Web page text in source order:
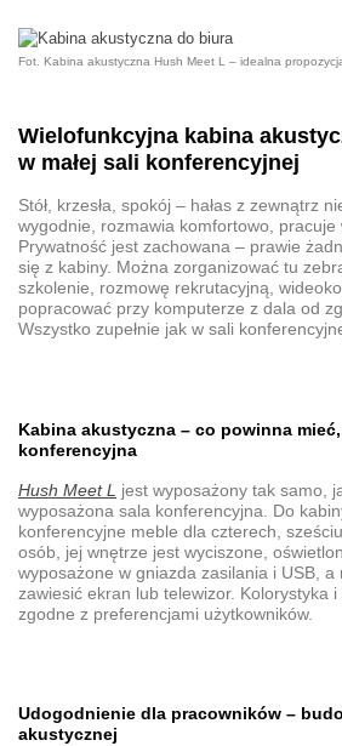
Fot. Kabina akustyczna Hush Meet L – idealna
Wielofunkcyjna kabina
w małej sali konferencyjnej
Stół, krzesła, spokój – hałas z zewnątrz
wygodnie, rozmawia komfortowo, pracuje
Prywatność jest zachowana – prawie
się z kabiny. Można zorganizować tu
szkolenie, rozmowę rekrutacyjną,
popracować przy komputerze z dala od
Wszystko zupełnie jak w sali
Kabina akustyczna – co powinna
konferencyjna
Hush Meet L jest wyposażony tak samo,
wyposażona sala konferencyjna. Do
konferencyjne meble dla czterech,
osób, jej wnętrze jest wyciszone,
wyposażone w gniazda zasilania i USB, a
zawiesić ekran lub telewizor. Kolorystyka i
zgodne z preferencjami użytkowników.
Udogodnienie dla pracowników –
akustycznej